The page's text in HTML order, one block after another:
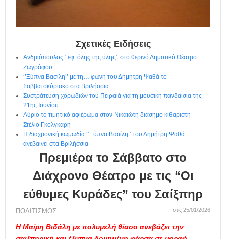
Σχετικές Ειδήσεις
Ανδριόπουλος ‘’εφ’ όλης της ύλης’’ στο θερινό Δημοτικό Θέατρο
Ζωγράφου
‘’Ξύπνα Βασίλη’’ με τη… φωνή του Δημήτρη Ψαθά το
Σαββατοκύριακο στα Βριλήσσια
Συστράτευση χορωδιών του Πειραιά για τη μουσική πανδαισία της
21ης Ιουνίου
Αύριο το τιμητικό αφιέρωμα στον Νικαιώτη διάσημο κιθαριστή
Στέλιο Γκόλγκαρη
Η διαχρονική κωμωδία ‘’Ξύπνα Βασίλη’’ του Δημήτρη Ψαθά
ανεβαίνει στα Βριλήσσια
Πρεμιέρα το Σάββατο στο
Διάχρονο Θέατρο με τις “Οι
εύθυμες Κυράδες” του Σαίξπηρ
ΠΟΛΙΤΙΣΜΟΣ στις 25/01/2026
Η Μαίρη Βιδάλη με πολυμελή θίασο ανεβάζει την